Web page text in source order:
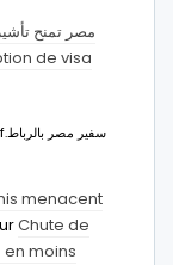
مصر تمنح
de visa
menacent
Chute de
en moins